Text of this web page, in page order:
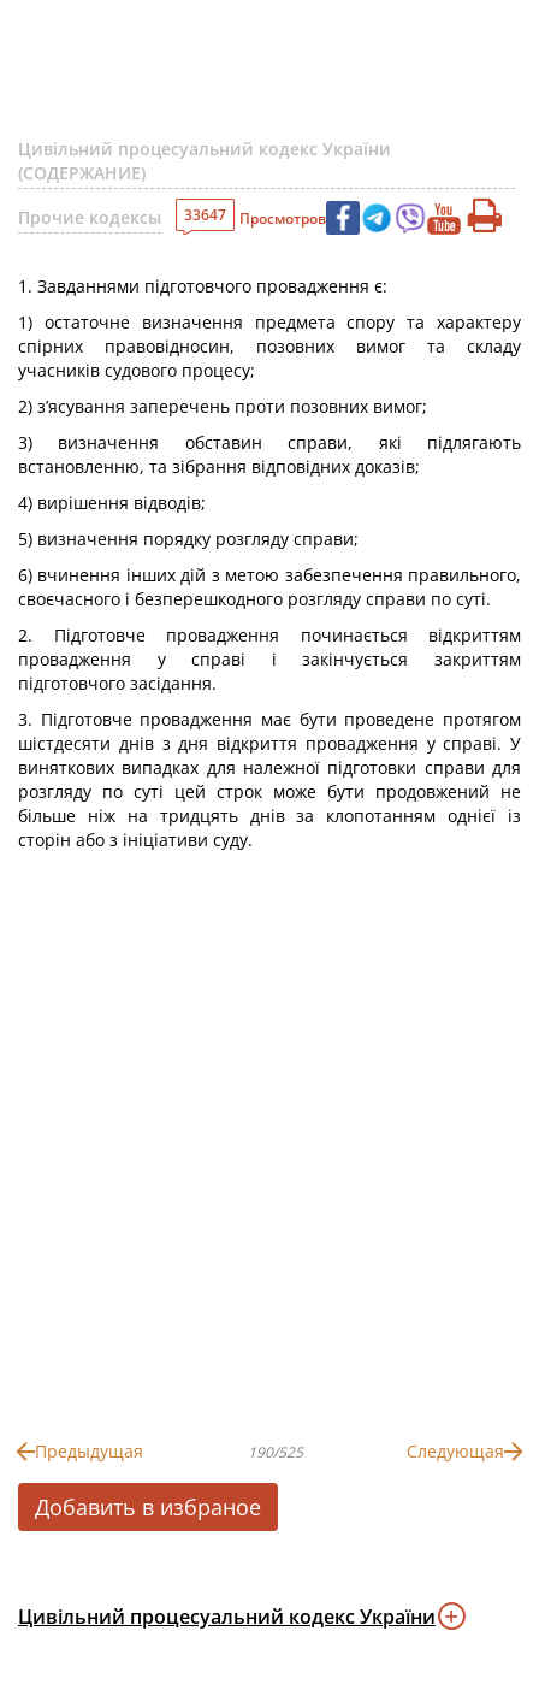
Цивільний процесуальний кодекс України
(СОДЕРЖАНИЕ)
Прочие кодексы
33647 Просмотров
1. Завданнями підготовчого провадження є:
1) остаточне визначення предмета спору та характеру
спірних правовідносин, позовних вимог та складу
учасників судового процесу;
2) з’ясування заперечень проти позовних вимог;
3) визначення обставин справи, які підлягають
встановленню, та зібрання відповідних доказів;
4) вирішення відводів;
5) визначення порядку розгляду справи;
6) вчинення інших дій з метою забезпечення правильного,
своєчасного і безперешкодного розгляду справи по суті.
2. Підготовче провадження починається відкриттям
провадження у справі і закінчується закриттям
підготовчого засідання.
3. Підготовче провадження має бути проведене протягом
шістдесяти днів з дня відкриття провадження у справі. У
виняткових випадках для належної підготовки справи для
розгляду по суті цей строк може бути продовжений не
більше ніж на тридцять днів за клопотанням однієї із
сторін або з ініціативи суду.
Предыдущая 190/525 Следующая
Добавить в избраное
Цивільний процесуальний кодекс України